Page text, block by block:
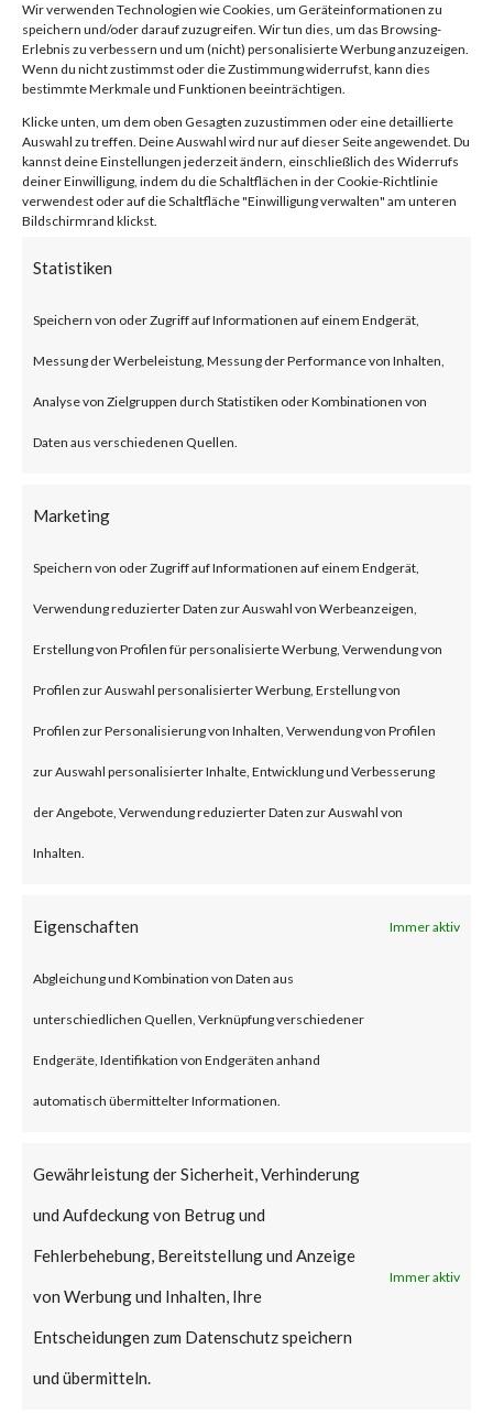
Wir verwenden Technologien wie Cookies, um Geräteinformationen zu
speichern und/oder darauf zuzugreifen. Wir tun dies, um das Browsing-
Erlebnis zu verbessern und um (nicht) personalisierte Werbung anzuzeigen.
Wenn du nicht zustimmst oder die Zustimmung widerrufst, kann dies
bestimmte Merkmale und Funktionen beeinträchtigen.
Klicke unten, um dem oben Gesagten zuzustimmen oder eine detaillierte
Auswahl zu treffen. Deine Auswahl wird nur auf dieser Seite angewendet. Du
kannst deine Einstellungen jederzeit ändern, einschließlich des Widerrufs
deiner Einwilligung, indem du die Schaltflächen in der Cookie-Richtlinie
verwendest oder auf die Schaltfläche "Einwilligung verwalten" am unteren
Bildschirmrand klickst.
Statistiken
Speichern von oder Zugriff auf Informationen auf einem Endgerät,
Messung der Werbeleistung, Messung der Performance von Inhalten,
Analyse von Zielgruppen durch Statistiken oder Kombinationen von
Daten aus verschiedenen Quellen.
Marketing
Speichern von oder Zugriff auf Informationen auf einem Endgerät,
Verwendung reduzierter Daten zur Auswahl von Werbeanzeigen,
Erstellung von Profilen für personalisierte Werbung, Verwendung von
Profilen zur Auswahl personalisierter Werbung, Erstellung von
Profilen zur Personalisierung von Inhalten, Verwendung von Profilen
zur Auswahl personalisierter Inhalte, Entwicklung und Verbesserung
der Angebote, Verwendung reduzierter Daten zur Auswahl von
Inhalten.
Eigenschaften Immer aktiv
Abgleichung und Kombination von Daten aus
unterschiedlichen Quellen, Verknüpfung verschiedener
Endgeräte, Identifikation von Endgeräten anhand
automatisch übermittelter Informationen.
Gewährleistung der Sicherheit, Verhinderung
und Aufdeckung von Betrug und
Fehlerbehebung, Bereitstellung und Anzeige
von Werbung und Inhalten, Ihre
Entscheidungen zum Datenschutz speichern
und übermitteln.
Immer aktiv
for file
compression/decompression
and archive management.
What is the Attack?
vulnerability that affects
WinRAR before version 6.23.
The vulnerability allows threat
actors to create a zip file that
the same filename. Opening
(some refer to this as “viewing”)
the file launches a malicious
script in the folder.
Why is this Significant?
This is significant because
WinRAR is widely used and CVE-
exploited as a 0-day in April
malware families have
reportedly been deployed.
FortiGuard Labs strongly
recommends all users of
What is the Vendor Solution?
The vendor has released